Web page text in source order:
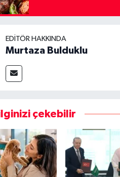
EDITÖR HAKKINDA
Murtaza Bulduklu
çekebilir